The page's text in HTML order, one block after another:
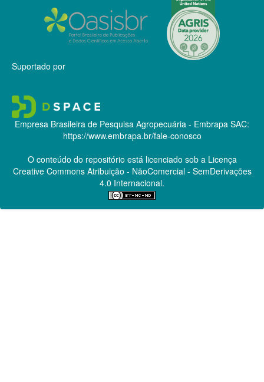
Suportado por
Empresa Brasileira de Pesquisa Agropecuária - Embrapa SAC:
https://www.embrapa.br/fale-conosco
O conteúdo do repositório está licenciado sob a Licença
Creative CommonsAtribuição - NãoComercial - SemDerivações
4.0 Internacional.